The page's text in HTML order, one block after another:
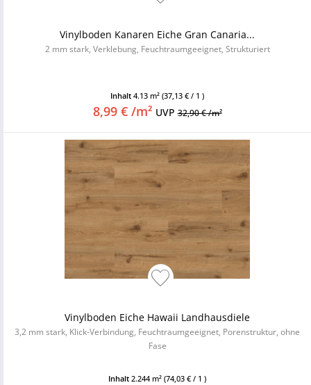
Vinylboden Kanaren Eiche Gran Canaria...
2 mm stark, Verklebung, Feuchtraumgeeignet, Strukturiert
Inhalt 4.13 m² (37,13 € / 1 )
8,99 € /m² UVP32,90 € /m²
Vinylboden Eiche Hawaii Landhausdiele
3,2 mm stark, Klick-Verbindung, Feuchtraumgeeignet, Porenstruktur, ohne
Fase
Inhalt 2.244 m² (74,03 € / 1 )